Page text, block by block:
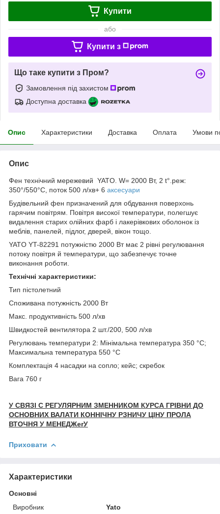
Купити
або
Купити з
Що таке купити з Пром?
Замовлення під захистом
Доступна доставка
Опис Характеристики Доставка Оплата Умови
Опис
Фен технічний мережевий YATO. W= 2000 Вт, 2 t°.реж:
350°/550°C, поток 500 л/хв+ 6 аксесуари
Будівельний фен призначений для обдування поверхонь
гарячим повітрям. Повітря високої температури, полегшує
видалення старих олійних фарб і лакерівкових оболонок із
меблів, панелей, підлог, дверей, вікон тощо.
YATO YT-82291 потужністю 2000 Вт має 2 рівні регулювання
потоку повітря й температури, що забезпечує точне
виконання роботи.
Технічні характеристики:
Тип пістолетний
Споживана потужність 2000 Вт
Макс. продуктивність 500 л/хв
Швидкостей вентилятора 2 шт./200, 500 л/хв
Регулювань температури 2: Мінімальна температура 350 °C;
Максимальна температура 550 °C
Комплектація 4 насадки на сопло; кейс; скребок
Вага 760 г
У СВЯЗІ С РЕГУЛЯРНИМ ЗМЕННИКОМ КУРСА ГРІВНИ ДО
ОСНОВНИХ ВАЛАТИ КОННІЧНУ РЗНИЧУ ЦІНУ ПРОЛА
ВТОЧНЯ У МЕНЕДЖerУ
Приховати
Характеристики
Основні
Виробник
Yato